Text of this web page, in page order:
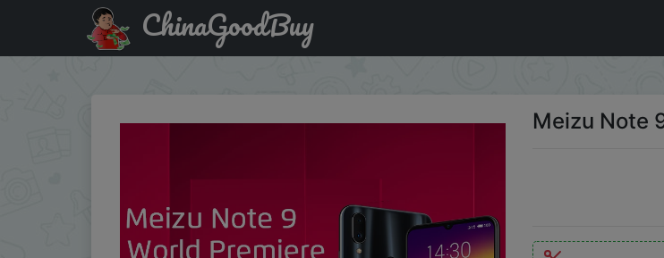
Паридбати з промокодом $3/179 Meizu Note 9 4GB 64GB Глобальная версия.
ChinaGoodBuy
Meizu Note